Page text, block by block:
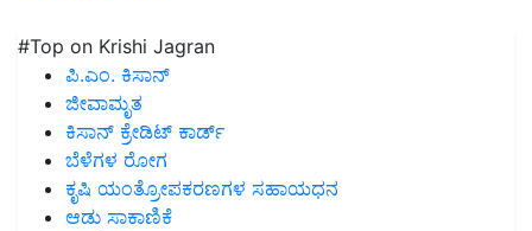
#Top on Krishi Jagran
ಪಿ.ಎಂ. ಕಿಸಾನ್
ಜೀವಾಮೃತ
ಕಿಸಾನ್ ಕ್ರೇಡಿಟ್ ಕಾರ್ಡ್
ಬೆಳೆಗಳ ರೋಗ
ಕೃಷಿ ಯಂತ್ರೋಪಕರಣಗಳ ಸಹಾಯಧನ
ಆಡು ಸಾಕಾಣಿಕೆ